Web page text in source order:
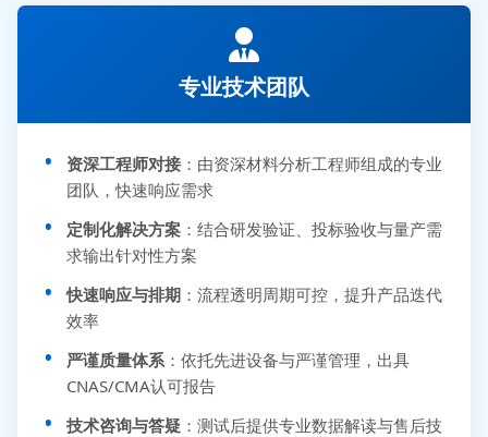
专业技术团队
资深工程师对接 ：由资深材料分析工程师组成的专业
团队，快速响应需求
定制化解决方案 ：结合研发验证、投标验收与量产需
求输出针对性方案
快速响应与排期 ：流程透明周期可控，提升产品迭代
效率
严谨质量体系 ：依托先进设备与严谨管理，出具
CNAS/CMA认可报告
技术咨询与答疑 ：测试后提供专业数据解读与售后技